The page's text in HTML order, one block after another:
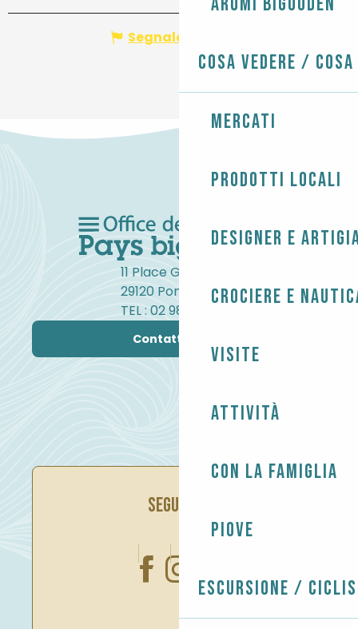
Cosa vedere /
Mercati
Prodotti locali
Designer e
Crociere e
Visite
Attività
Con la famiglia
Piove
Escursione /
Segnala un errore
11 Place Gambetta
29120 Pont-l'Abbé
TEL : 02 98 82 37 99
Contattateci
SEGUITECI